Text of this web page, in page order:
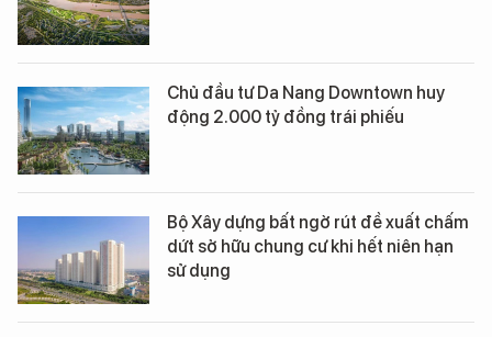
Chủ đầu tư Da Nang Downtown huy
động 2.000 tỷ đồng trái phiếu
Bộ Xây dựng bất ngờ rút đề xuất chấm
dứt sở hữu chung cư khi hết niên hạn
sử dụng